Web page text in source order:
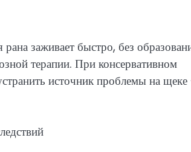
заживает быстро, без
терапии. При консервативном
источник проблемы на